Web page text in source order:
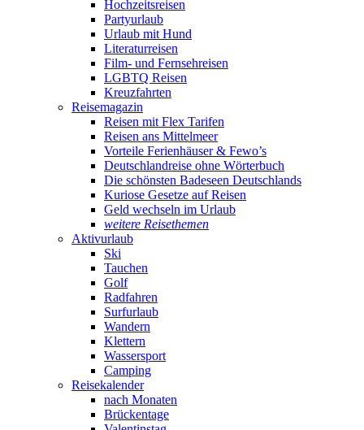
Hochzeitsreisen
Partyurlaub
Urlaub mit Hund
Literaturreisen
Film- und Fernsehreisen
LGBTQ Reisen
Kreuzfahrten
Reisemagazin
Reisen mit Flex Tarifen
Reisen ans Mittelmeer
Vorteile Ferienhäuser & Fewo’s
Deutschlandreise ohne Wörterbuch
Die schönsten Badeseen Deutschlands
Kuriose Gesetze auf Reisen
Geld wechseln im Urlaub
weitere Reisethemen
Aktivurlaub
Ski
Tauchen
Golf
Radfahren
Surfurlaub
Wandern
Klettern
Wassersport
Camping
Reisekalender
nach Monaten
Brückentage